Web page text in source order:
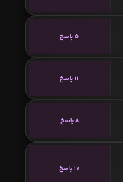
5 پاسخ
11 پاسخ
8 پاسخ
17 پاسخ